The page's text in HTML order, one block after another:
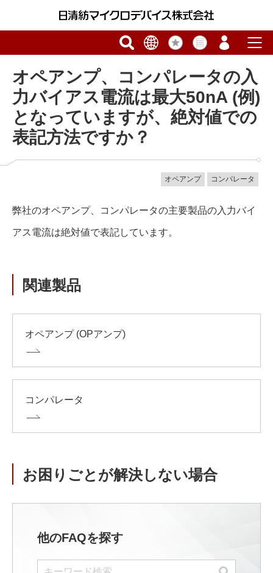
オペアンプ、コンパレータの入
力バイアス電流は最大50nA (例)
となっていますが、絶対値での
表記方法ですか？
オペアンプ コンパレータ
弊社のオペアンプ、コンパレータの主要製品の入力バイ
アス電流は絶対値で表記しています。
関連製品
オペアンプ (OPアンプ)
コンパレータ
お困りごとが解決しない場合
他のFAQを探す